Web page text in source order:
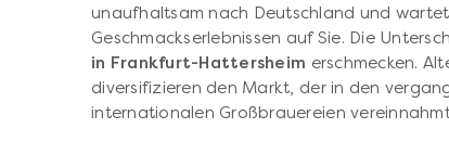
unaufhaltsam nach Deutschland und
Geschmackserlebnissen auf Sie. Die
in Frankfurt-Hattersheim erschmecken.
diversifizieren den Markt, der in den
internationalen Großbrauereien